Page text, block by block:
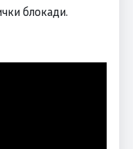
блокади.